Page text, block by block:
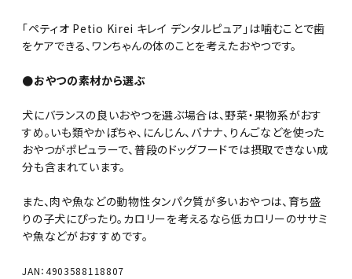
「ペティオ Petio Kirei キレイ デンタルピュア」は噛むことで歯
をケアできる、ワンちゃんの体のことを考えたおやつです。
●おやつの素材から選ぶ
犬にバランスの良いおやつを選ぶ場合は、野菜・果物系がおす
すめ。いも類やかぼちゃ、にんじん、バナナ、りんごなどを使った
おやつがポピュラーで、普段のドッグフードでは摂取できない成
分も含まれています。
また、肉や魚などの動物性タンパク質が多いおやつは、育ち盛
りの子犬にぴったり。カロリーを考えるなら低カロリーのササミ
や魚などがおすすめです。
JAN：4903588118807